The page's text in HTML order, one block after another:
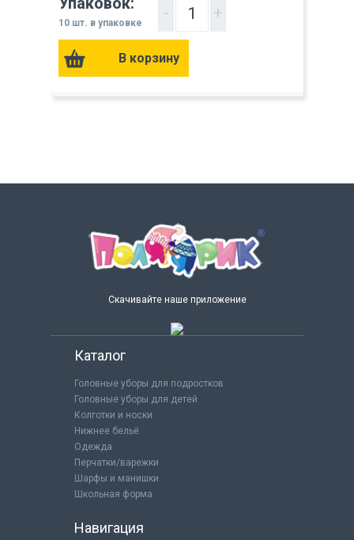
10 шт. в упаковке
- +
Скачивайте наше приложение
Каталог
Головные уборы для подростков
Головные уборы для детей
Колготки и носки
Нижнее бельё
Одежда
Перчатки/варежки
Шарфы и манишки
Школьная форма
Навигация